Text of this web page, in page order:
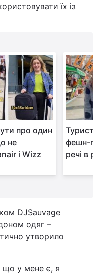
їх із
про один
не
і Wizz
фешн-
речі
DJSauvage
одяг –
утворило
у мене є, я